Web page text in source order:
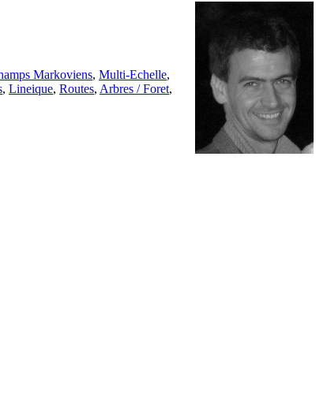
Markoviens, Multi-Echelle,
, Lineique, Routes, Arbres / Foret,